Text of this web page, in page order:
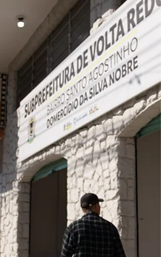
esteja protegido contra doenças. Durante o
período, que compreende de 3 de agosto